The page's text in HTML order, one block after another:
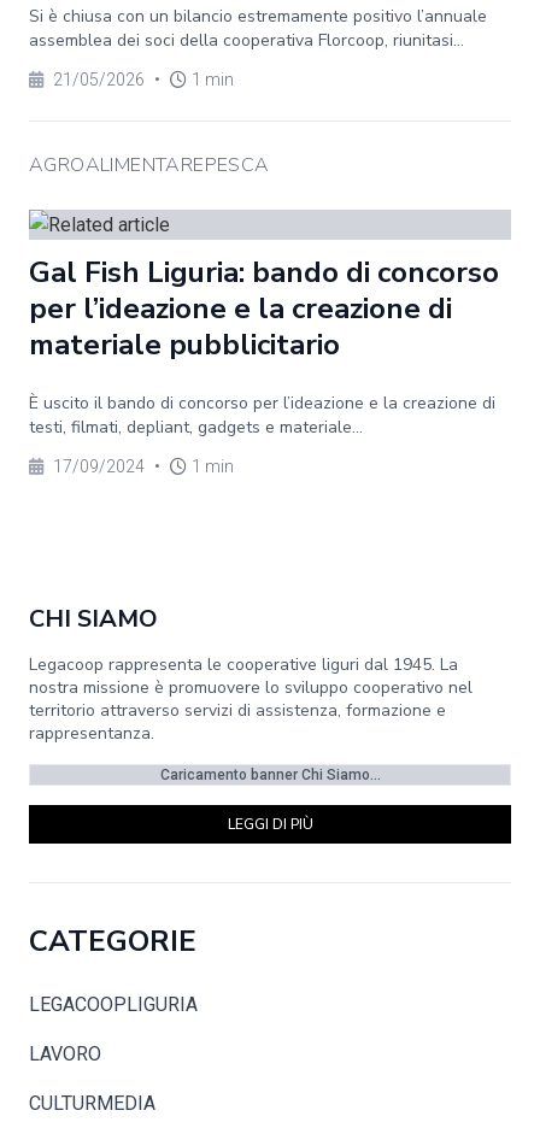
Si è chiusa con un bilancio estremamente positivo l’annuale
assemblea dei soci della cooperativa Florcoop, riunitasi...
21/05/2026 • 1 min
AGROALIMENTAREPESCA
Gal Fish Liguria: bando di concorso
per l’ideazione e la creazione di
materiale pubblicitario
È uscito il bando di concorso per l’ideazione e la creazione di
testi, filmati, depliant, gadgets e materiale...
17/09/2024 • 1 min
CHI SIAMO
Legacoop rappresenta le cooperative liguri dal 1945. La
nostra missione è promuovere lo sviluppo cooperativo nel
territorio attraverso servizi di assistenza, formazione e
rappresentanza.
Caricamento banner Chi Siamo...
LEGGI DI PIÙ
CATEGORIE
LEGACOOPLIGURIA
LAVORO
CULTURMEDIA